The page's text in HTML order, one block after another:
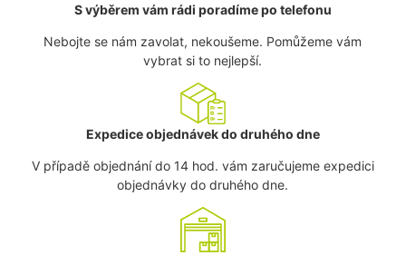
S výběrem vám rádi poradíme po telefonu
Nebojte se nám zavolat, nekoušeme. Pomůžeme vám
vybrat si to nejlepší.
Expedice objednávek do druhého dne
V případě objednání do 14 hod. vám zaručujeme expedici
objednávky do druhého dne.